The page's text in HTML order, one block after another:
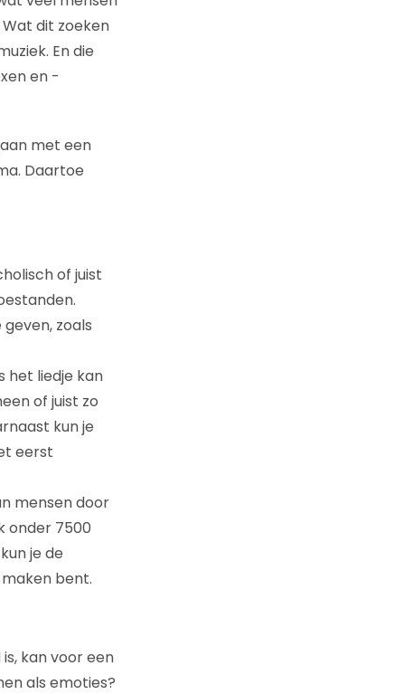
dit zoeken
En die
en -
met een
Daartoe
of juist
zoals
het liedje kan
of juist zo
kun je
eerst
mensen door
onder 7500
je de
bent.
kan voor een
als emoties?